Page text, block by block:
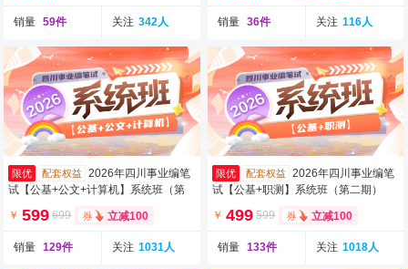
销量 59件 关注 342人 销量 36件 关注 116人
限优 配套权益
2026年四川事业编笔
试【公基+公文+计算机】系统班（第
二期）（含图书）
￥ 599 699 立减100
销量 129件 关注 1031人
限优 配套权益
2026年四川事业编笔
试【公基+职测】系统班（第二期）
￥ 499 599 立减100
销量 133件 关注 1018人